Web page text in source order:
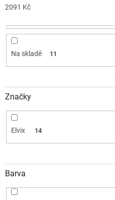
o
u
ů
2091 Kč
Na skladě 11
Značky
Elvix 14
Barva